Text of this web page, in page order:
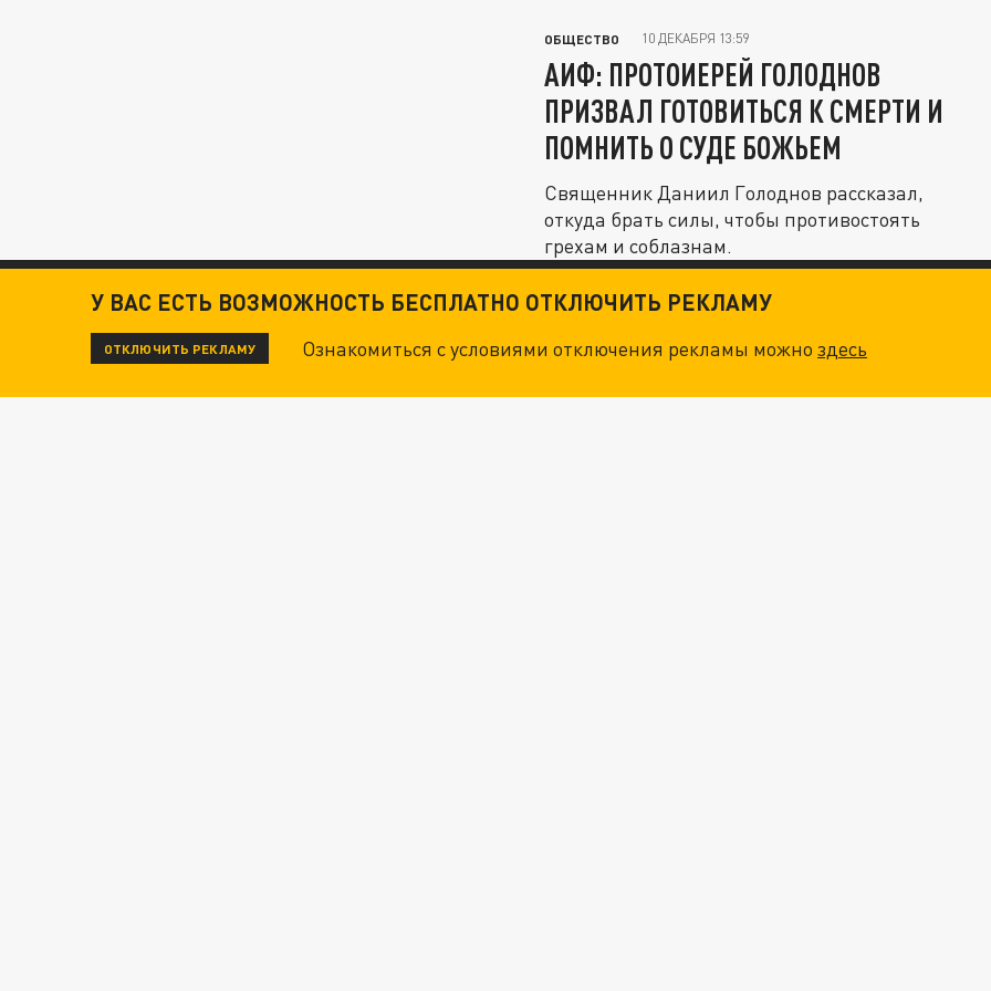
ОБЩЕСТВО 10 ДЕКАБРЯ 13:59
АИФ: ПРОТОИЕРЕЙ ГОЛОДНОВ
ПРИЗВАЛ ГОТОВИТЬСЯ К СМЕРТИ И
ПОМНИТЬ О СУДЕ БОЖЬЕМ
Священник Даниил Голоднов рассказал,
откуда брать силы, чтобы противостоять
грехам и соблазнам.
У ВАС ЕСТЬ ВОЗМОЖНОСТЬ БЕСПЛАТНО ОТКЛЮЧИТЬ РЕКЛАМУ
ОТКЛЮЧИТЬ РЕКЛАМУ Ознакомиться с условиями отключения рекламы можноздесь